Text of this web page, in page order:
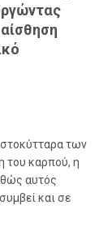
των
του καρπού, η
αυτός
και σε